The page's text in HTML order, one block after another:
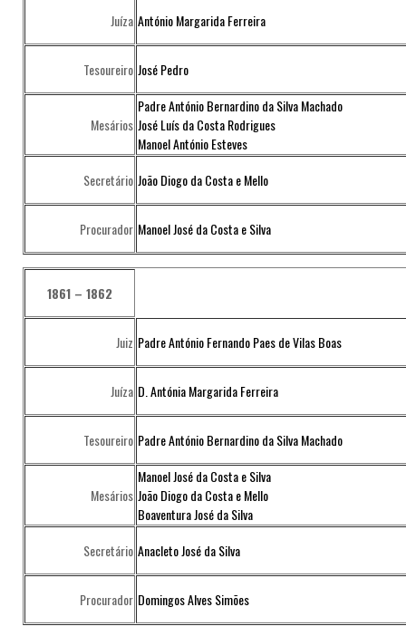
Juíza António Margarida Ferreira
Tesoureiro José Pedro
Mesários
Padre António Bernardino da Silva Machado
José Luís da Costa Rodrigues
Manoel António Esteves
Secretário João Diogo da Costa e Mello
Procurador Manoel José da Costa e Silva
1861 – 1862
Juiz Padre António Fernando Paes de Vilas Boas
Juíza D. Antónia Margarida Ferreira
Tesoureiro Padre António Bernardino da Silva Machado
Mesários
Manoel José da Costa e Silva
João Diogo da Costa e Mello
Boaventura José da Silva
Secretário Anacleto José da Silva
Procurador Domingos Alves Simões